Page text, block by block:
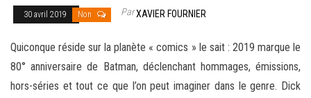
30 avril 2019 Non ParXAVIER FOURNIER
Quiconque réside sur la planète « comics » le sait : 2019 marque le
80° anniversaire de Batman, déclenchant hommages, émissions,
hors-séries et tout ce que l’on peut imaginer dans le genre. Dick